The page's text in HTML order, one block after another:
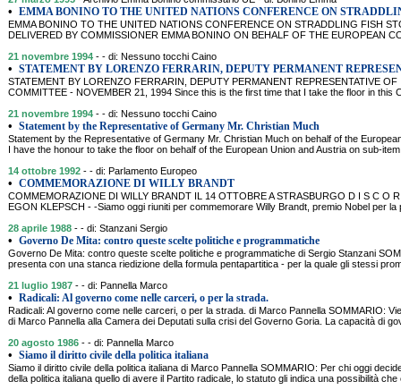
• EMMA BONINO TO THE UNITED NATIONS CONFERENCE ON
EMMA BONINO TO THE UNITED NATIONS CONFERENCE ON STRADDLING FISH
DELIVERED BY COMMISSIONER EMMA BONINO ON BEHALF OF THE EUROPEAN
21 novembre 1994 - - di: Nessuno tocchi Caino
• STATEMENT BY LORENZO FERRARIN, DEPUTY PERMANENT
STATEMENT BY LORENZO FERRARIN, DEPUTY PERMANENT REPRESENTATIVE
COMMITTEE - NOVEMBER 21, 1994 Since this is the first time that I take the floor in this
21 novembre 1994 - - di: Nessuno tocchi Caino
• Statement by the Representative of Germany Mr. Christian Much
Statement by the Representative of Germany Mr. Christian Much on behalf of the
I have the honour to take the floor on behalf of the European Union and Austria on sub-
14 ottobre 1992 - - di: Parlamento Europeo
• COMMEMORAZIONE DI WILLY BRANDT
COMMEMORAZIONE DI WILLY BRANDT IL 14 OTTOBRE A STRASBURGO D I S C O
EGON KLEPSCH - -Siamo oggi riuniti per commemorare Willy Brandt, premio Nobel per
28 aprile 1988 - - di: Stanzani Sergio
• Governo De Mita: contro queste scelte politiche e programmatiche
Governo De Mita: contro queste scelte politiche e programmatiche di Sergio Stanzani
presenta con una stanca riedizione della formula pentapartitica - per la quale gli stessi
21 luglio 1987 - - di: Pannella Marco
• Radicali: Al governo come nelle carceri, o per la strada.
Radicali: Al governo come nelle carceri, o per la strada. di Marco Pannella SOMMARIO:
di Marco Pannella alla Camera dei Deputati sulla crisi del Governo Goria. La capacità di
20 agosto 1986 - - di: Pannella Marco
• Siamo il diritto civile della politica italiana
Siamo il diritto civile della politica italiana di Marco Pannella SOMMARIO: Per chi oggi
della politica italiana quello di avere il Partito radicale, lo statuto gli indica una possibilità